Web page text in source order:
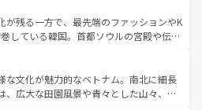
。 なお、新着のハワイ情報
を参照してほしい。
ティも充実しており、サーフィンやダイ
グなど、アウトドア好きにはたまらな
アの多彩な魅力を存分に味わいつくそ
岳地帯である台湾東部など、都市の喧騒
共存しており、訪れる人に新しい発見と
くれる。また、奥深い台湾の食文化も魅
のスイーツなど、バラエティ豊かな料理
える。 なお、新着の台湾情報は コンテンツ一覧を参
が残る一方で、最先端のファッションやK
している韓国。首都ソウルの宮殿や伝統
ばせば四季折々の自然美を楽しむことが
キムチや焼肉、絶品のストリートフード
韓国料理が待っている。夜には、韓国な
な文化が魅力的なベトナム。南北に細長
、広大な田園風景や青々とした山々、世